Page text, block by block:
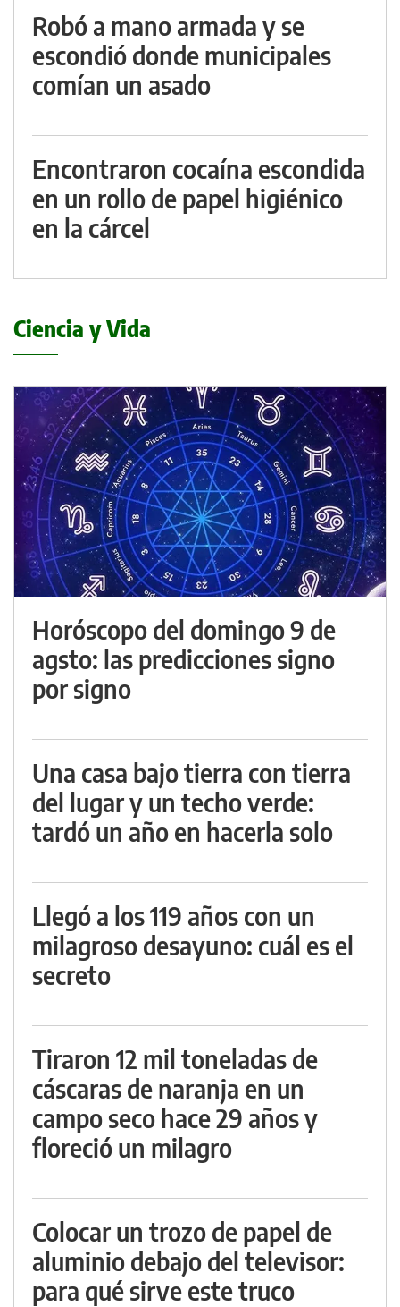
Robó a mano armada y se
escondió donde municipales
comían un asado
Encontraron cocaína escondida
en un rollo de papel higiénico
en la cárcel
Ciencia y Vida
Horóscopo del domingo 9 de
agsto: las predicciones signo
por signo
Una casa bajo tierra con tierra
del lugar y un techo verde:
tardó un año en hacerla solo
Llegó a los 119 años con un
milagroso desayuno: cuál es el
secreto
Tiraron 12 mil toneladas de
cáscaras de naranja en un
campo seco hace 29 años y
floreció un milagro
Colocar un trozo de papel de
aluminio debajo del televisor:
para qué sirve este truco